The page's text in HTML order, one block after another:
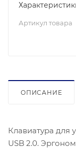
Артикул товара
ОПИСАНИЕ
Клавиатура для
USB 2.0.